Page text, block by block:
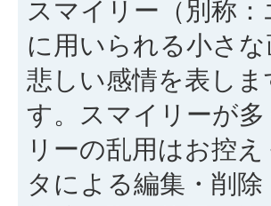
スマイリー（別称
に用いられる小さ
悲しい感情を表し
す。スマイリーが
リーの乱用はお控
タによる編集・削